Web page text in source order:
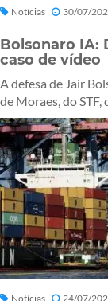
Notícias 30/07/
Bolsonaro IA:
caso de vídeo
A defesa de Jair
de Moraes, do STF,
Notícias 24/07/